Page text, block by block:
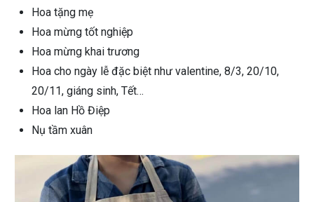
Hoa tặng mẹ
Hoa mừng tốt nghiệp
Hoa mừng khai trương
Hoa cho ngày lễ đặc biệt như valentine, 8/3, 20/10,
20/11, giáng sinh, Tết…
Hoa lan Hồ Điệp
Nụ tầm xuân